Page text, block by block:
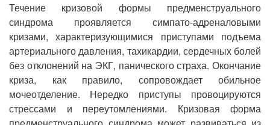
Течение кризовой формы предменструального
синдрома проявляется симпато-адреналовыми
кризами, характеризующимися приступами подъема
артериального давления, тахикардии, сердечных болей
без отклонений на ЭКГ, панического страха. Окончание
криза, как правило, сопровождает обильное
мочеотделение. Нередко приступы провоцируются
стрессами и переутомлениями. Кризовая форма